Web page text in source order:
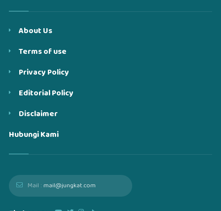
About Us
Terms of use
Privacy Policy
Editorial Policy
Disclaimer
Hubungi Kami
Mail :mail@jungkat.com